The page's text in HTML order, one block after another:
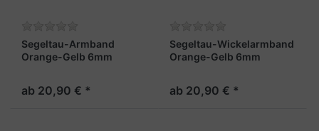
Segeltau-Armband
Orange-Gelb 6mm
ab 20,90 € *
Segeltau-Wickelarmband
Orange-Gelb 6mm
ab 20,90 € *